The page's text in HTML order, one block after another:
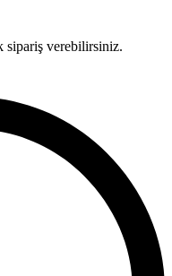
sipariş verebilirsiniz.